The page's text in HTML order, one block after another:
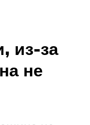
из-за
не